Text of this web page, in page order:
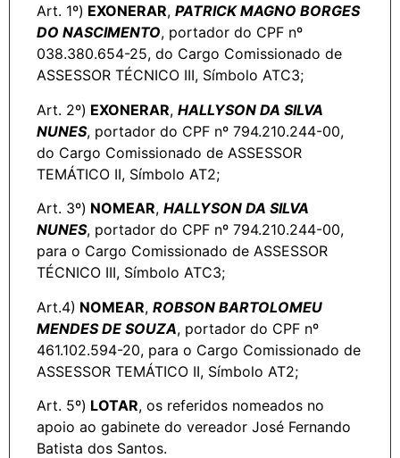
Art. 1º) EXONERAR, PATRICK MAGNO BORGES
DO NASCIMENTO, portador do CPF nº
038.380.654-25, do Cargo Comissionado de
ASSESSOR TÉCNICO III, Símbolo ATC3;
Art. 2º) EXONERAR, HALLYSON DA SILVA
NUNES, portador do CPF nº 794.210.244-00,
do Cargo Comissionado de ASSESSOR
TEMÁTICO II, Símbolo AT2;
Art. 3º) NOMEAR, HALLYSON DA SILVA
NUNES, portador do CPF nº 794.210.244-00,
para o Cargo Comissionado de ASSESSOR
TÉCNICO III, Símbolo ATC3;
Art.4) NOMEAR, ROBSON BARTOLOMEU
MENDES DE SOUZA, portador do CPF nº
461.102.594-20, para o Cargo Comissionado de
ASSESSOR TEMÁTICO II, Símbolo AT2;
Art. 5º) LOTAR, os referidos nomeados no
apoio ao gabinete do vereador José Fernando
Batista dos Santos.